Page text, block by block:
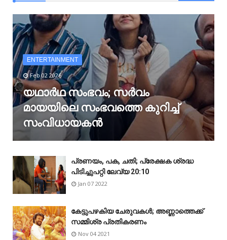
ENTERTAINMENT
Feb 02 2026
യഥാർഥ സംഭവം; സർവം
മായയിലെ സംഭവത്തെ കുറിച്ച്
സംവിധായകൻ
പ്രണയം, പക, ചതി; പ്രേക്ഷക ശ്രദ്ധ
പിടിച്ചുപറ്റി ലേവ്യ 20:10
Jan 07 2022
കേട്ടുപഴകിയ ചേരുവകൾ; അണ്ണാത്തെക്ക്
സമ്മിശ്ര പ്രതികരണം
Nov 04 2021